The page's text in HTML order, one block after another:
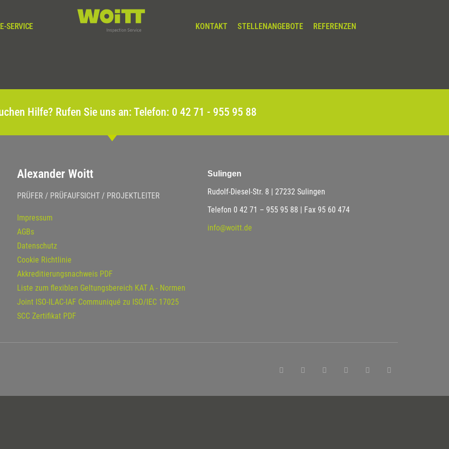
SERVICE KONTAKT STELLENANGEBOTE REFERENZEN
Hilfe? Rufen Sie uns an: Telefon: 0 42 71 - 955 95 88
Alexander Woitt
PRÜFER / PRÜFAUFSICHT / PROJEKTLEITER
Impressum
AGBs
Datenschutz
Cookie Richtlinie
Akkreditierungsnachweis PDF
Liste zum flexiblen Geltungsbereich KAT A - Normen
Joint ISO-ILAC-IAF Communiqué zu ISO/IEC 17025
SCC Zertifikat PDF
Sulingen
Rudolf-Diesel-Str. 8 | 27232 Sulingen
Telefon 0 42 71 – 955 95 88 | Fax 95 60 474
info@woitt.de